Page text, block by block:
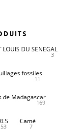
LOUIS DU SENEGAL
3
fossiles
11
de Madagascar
169
53
Camé
7